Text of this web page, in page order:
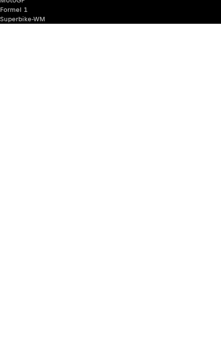
Formel 1
Superbike-WM